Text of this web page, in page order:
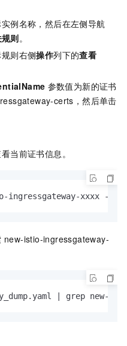
例名称，然后在左侧导航
则。
则右侧操作列下的查看
参数值为新的证书
certs，然后单击
当前证书信息。
xxxx -n
new-istio-ingressgateway-
| grep new-